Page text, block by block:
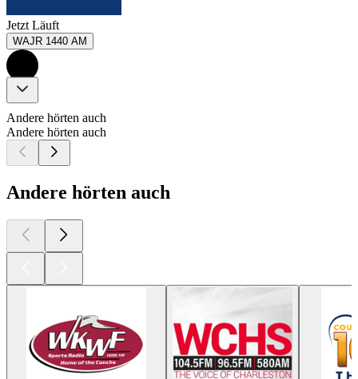
Jetzt Läuft
WAJR 1440 AM
Andere hörten auch
Andere hörten auch
Andere hörten auch